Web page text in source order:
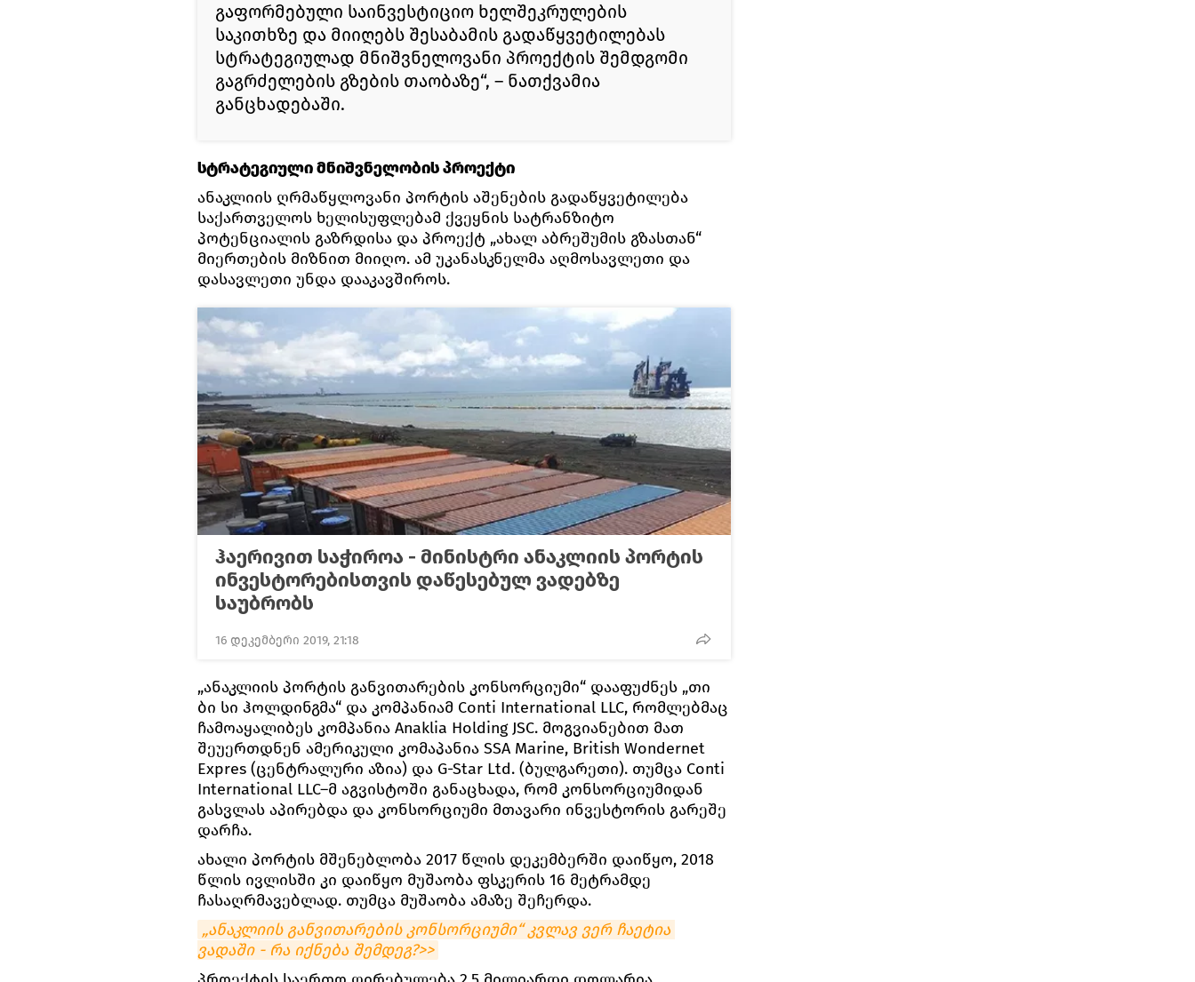
გაფორმებული საინვესტიციო ხელშეკრულების
საკითხზე და მიიღებს შესაბამის გადაწყვეტილებას
სტრატეგიულად მნიშვნელოვანი პროექტის შემდგომი
გაგრძელების გზების თაობაზე“, – ნათქვამია
განცხადებაში.
სტრატეგიული მნიშვნელობის პროექტი
ანაკლიის ღრმაწყლოვანი პორტის აშენების გადაწყვეტილება
საქართველოს ხელისუფლებამ ქვეყნის სატრანზიტო
პოტენციალის გაზრდისა და პროექტ „ახალ აბრეშუმის გზასთან“
მიერთების მიზნით მიიღო. ამ უკანასკნელმა აღმოსავლეთი და
დასავლეთი უნდა დააკავშიროს.
ჰაერივით საჭიროა - მინისტრი ანაკლიის პორტის
ინვესტორებისთვის დაწესებულ ვადებზე
საუბრობს
16 დეკემბერი 2019, 21:18
„ანაკლიის პორტის განვითარების კონსორციუმი“ დააფუძნეს „თი
ბი სი ჰოლდინგმა“ და კომპანიამ Conti International LLC, რომლებმაც
ჩამოაყალიბეს კომპანია Anaklia Holding JSC. მოგვიანებით მათ
შეუერთდნენ ამერიკული კომაპანია SSA Marine, British Wondernet
Expres (ცენტრალური აზია) და G-Star Ltd. (ბულგარეთი). თუმცა Conti
International LLC–მ აგვისტოში განაცხადა, რომ კონსორციუმიდან
გასვლას აპირებდა და კონსორციუმი მთავარი ინვესტორის გარეშე
დარჩა.
ახალი პორტის მშენებლობა 2017 წლის დეკემბერში დაიწყო, 2018
წლის ივლისში კი დაიწყო მუშაობა ფსკერის 16 მეტრამდე
ჩასაღრმავებლად. თუმცა მუშაობა ამაზე შეჩერდა.
„ანაკლიის განვითარების კონსორციუმი“ კვლავ ვერ ჩაეტია
ვადაში - რა იქნება შემდეგ?>>